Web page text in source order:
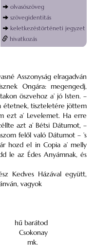
olvasószöveg
szövegidentitás
keletkezéstörténeti jegyzet
hivatkozás
Asszonyság elragadván
Ongára:megengedj,
öszvehoz a’ jó Isten. –
étetnek, tiszteletére jöttem
ezt a’ Levelemet. Ha erre
azt a’ Bétsi Dátumot, –
felől való Dátumot – ’s
hozd el in Copiaa’ melly
le az Édes Anyámnak,és
Kedves Házával együtt,
vagyok
hű barátod
Csokonay
mk.